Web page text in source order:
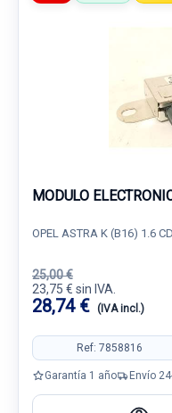
MODULO
OPEL ASTRA K (B16) 1.6
25,00 €
23,75 € sin IVA.
28,74 € (IVA incl.)
Ref: 7858816
Garantía 1 año Envío